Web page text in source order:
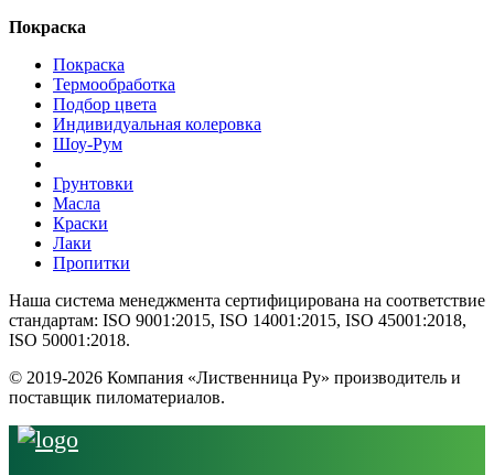
Покраска
Покраска
Термообработка
Подбор цвета
Индивидуальная колеровка
Шоу-Рум
Грунтовки
Масла
Краски
Лаки
Пропитки
Наша система менеджмента сертифицирована на соответствие
стандартам: ISO 9001:2015, ISO 14001:2015, ISO 45001:2018,
ISO 50001:2018.
© 2019-2026 Компания «Лиственница Ру» производитель и
поставщик пиломатериалов.